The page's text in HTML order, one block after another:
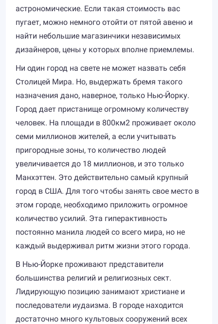
астрономические. Если такая стоимость вас
пугает, можно немного отойти от пятой авеню и
найти небольшие магазинчики независимых
дизайнеров, цены у которых вполне приемлемы.
Ни один город на свете не может назвать себя
Столицей Мира. Но, выдержать бремя такого
назначения дано, наверное, только Нью-Йорку.
Город дает пристанище огромному количеству
человек. На площади в 800км2 проживает около
семи миллионов жителей, а если учитывать
пригородные зоны, то количество людей
увеличивается до 18 миллионов, и это только
Манхэттен. Это действительно самый крупный
город в США. Для того чтобы занять свое место в
этом городе, необходимо приложить огромное
количество усилий. Эта гиперактивность
постоянно манила людей со всего мира, но не
каждый выдерживал ритм жизни этого города.
В Нью-Йорке проживают представители
большинства религий и религиозных сект.
Лидирующую позицию занимают христиане и
последователи иудаизма. В городе находится
достаточно много культовых сооружений всех